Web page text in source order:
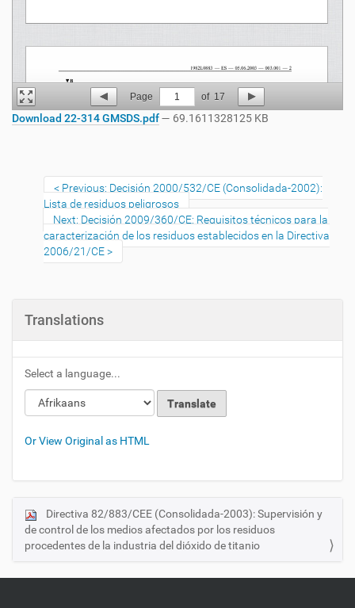
Page 1 of 17
Download 22-314 GMSDS.pdf— 69.1611328125 KB
Previous: Decisión 2000/532/CE (Consolidada-2002):
Lista de residuos peligrosos
Next: Decisión 2009/360/CE: Requisitos técnicos para la
caracterización de los residuos establecidos en la Directiva
2006/21/CE
Translations
Select a language...
Or View Original as HTML
N
a
v
i
Directiva 82/883/CEE (Consolidada-2003): Supervisión y
de control de los medios afectados por los residuos
procedentes de la industria del dióxido de titanio